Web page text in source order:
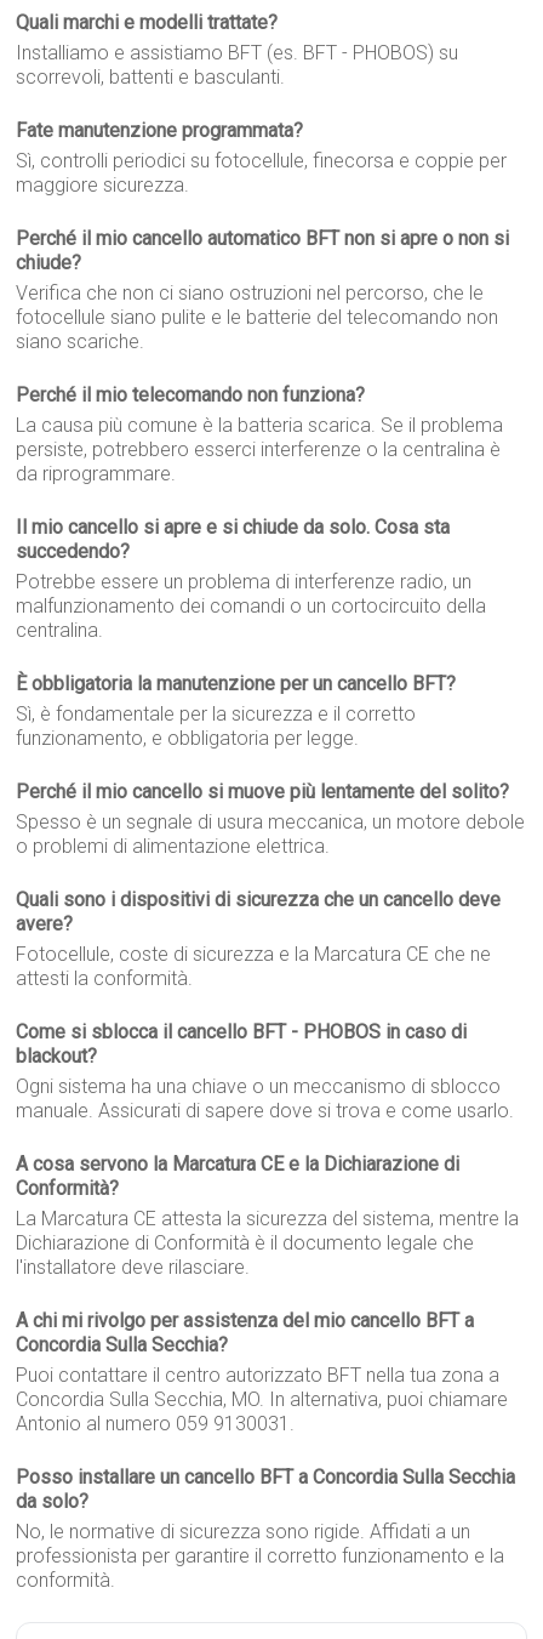
Quali marchi e modelli trattate?
Installiamo e assistiamo BFT (es. BFT - PHOBOS) su
scorrevoli, battenti e basculanti.
Fate manutenzione programmata?
Sì, controlli periodici su fotocellule, finecorsa e coppie per
maggiore sicurezza.
Perché il mio cancello automatico BFT non si apre o non si
chiude?
Verifica che non ci siano ostruzioni nel percorso, che le
fotocellule siano pulite e le batterie del telecomando non
siano scariche.
Perché il mio telecomando non funziona?
La causa più comune è la batteria scarica. Se il problema
persiste, potrebbero esserci interferenze o la centralina è
da riprogrammare.
Il mio cancello si apre e si chiude da solo. Cosa sta
succedendo?
Potrebbe essere un problema di interferenze radio, un
malfunzionamento dei comandi o un cortocircuito della
centralina.
È obbligatoria la manutenzione per un cancello BFT?
Sì, è fondamentale per la sicurezza e il corretto
funzionamento, e obbligatoria per legge.
Perché il mio cancello si muove più lentamente del solito?
Spesso è un segnale di usura meccanica, un motore debole
o problemi di alimentazione elettrica.
Quali sono i dispositivi di sicurezza che un cancello deve
avere?
Fotocellule, coste di sicurezza e la Marcatura CE che ne
attesti la conformità.
Come si sblocca il cancello BFT - PHOBOS in caso di
blackout?
Ogni sistema ha una chiave o un meccanismo di sblocco
manuale. Assicurati di sapere dove si trova e come usarlo.
A cosa servono la Marcatura CE e la Dichiarazione di
Conformità?
La Marcatura CE attesta la sicurezza del sistema, mentre la
Dichiarazione di Conformità è il documento legale che
l'installatore deve rilasciare.
A chi mi rivolgo per assistenza del mio cancello BFT a
Concordia Sulla Secchia?
Puoi contattare il centro autorizzato BFT nella tua zona a
Concordia Sulla Secchia, MO. In alternativa, puoi chiamare
Antonio al numero 059 9130031.
Posso installare un cancello BFT a Concordia Sulla Secchia
da solo?
No, le normative di sicurezza sono rigide. Affidati a un
professionista per garantire il corretto funzionamento e la
conformità.